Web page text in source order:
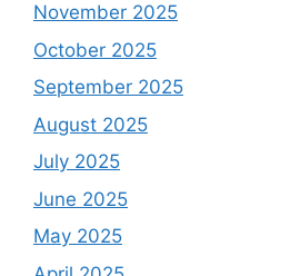
November 2025
October 2025
September 2025
August 2025
July 2025
June 2025
May 2025